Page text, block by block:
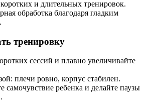
и длительных тренировок.
обработка благодаря гладким
тренировку
сессий и плавно увеличивайте
плечи ровно, корпус стабилен.
самочувствие ребенка и делайте паузы